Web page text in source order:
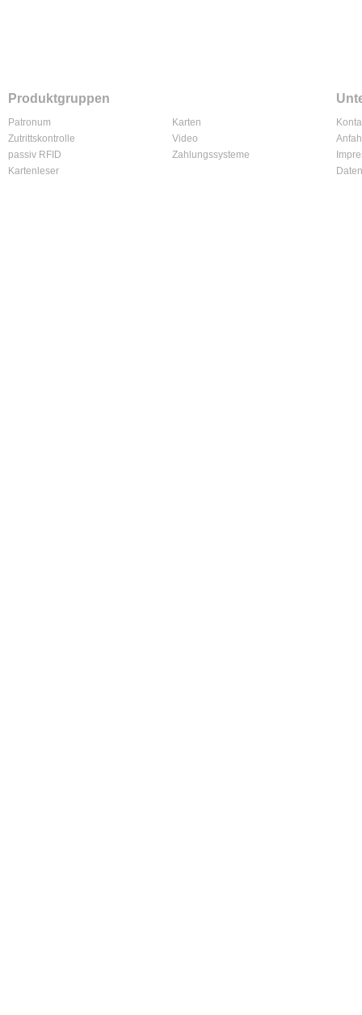
Produktgruppen
Patronum
Zutrittskontrolle
passiv RFID
Kartenleser
Karten
Video
Zahlungssysteme